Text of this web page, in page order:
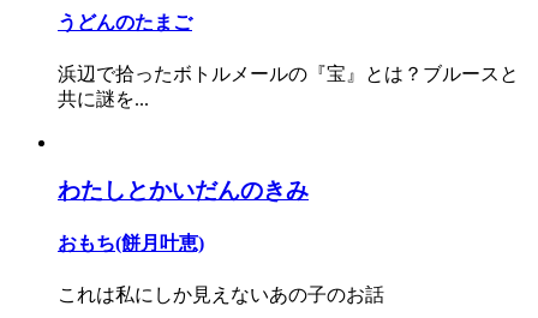
うどんのたまご
浜辺で拾ったボトルメールの『宝』とは？ブルースと
共に謎を...
わたしとかいだんのきみ
おもち(餅月叶恵)
これは私にしか見えないあの子のお話